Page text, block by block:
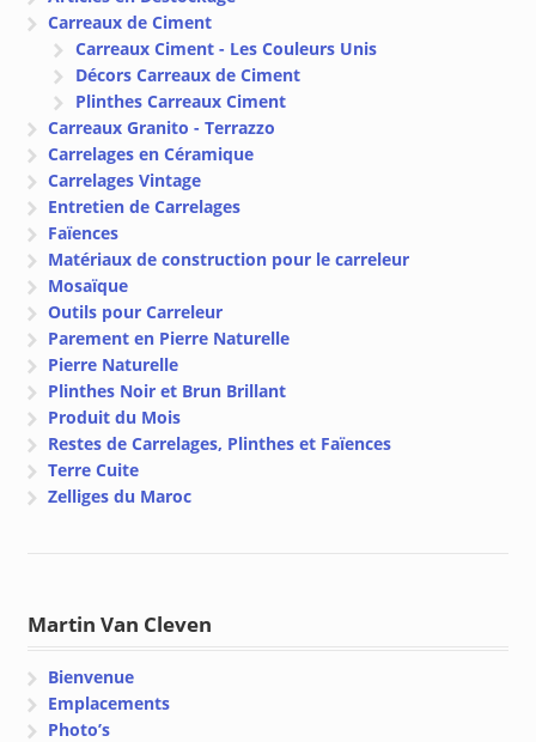
Carreaux de Ciment
Carreaux Ciment - Les Couleurs Unis
Décors Carreaux de Ciment
Plinthes Carreaux Ciment
Carreaux Granito - Terrazzo
Carrelages en Céramique
Carrelages Vintage
Entretien de Carrelages
Faïences
Matériaux de construction pour le carreleur
Mosaïque
Outils pour Carreleur
Parement en Pierre Naturelle
Pierre Naturelle
Plinthes Noir et Brun Brillant
Produit du Mois
Restes de Carrelages, Plinthes et Faïences
Terre Cuite
Zelliges du Maroc
Martin Van Cleven
Bienvenue
Emplacements
Photo’s